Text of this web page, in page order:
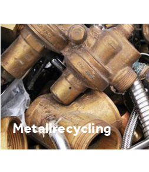
Brennpunkt: Batterie